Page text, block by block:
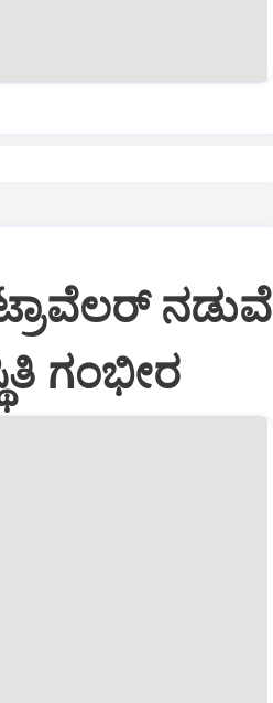
ನಡುವೆ
ಗಂಭೀರ